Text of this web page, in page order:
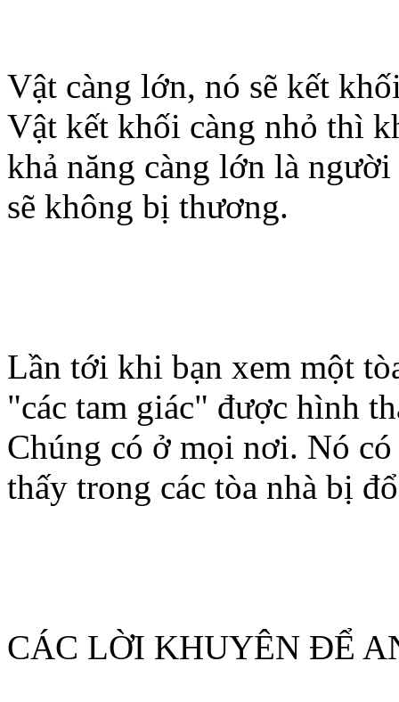
Vật càng lớn, nó sẽ kết
Vật kết khối càng nhỏ thì
khả năng càng lớn là
sẽ không bị thương.
Lần tới khi bạn xem một
"các tam giác" được hình
Chúng có ở mọi nơi. Nó
thấy trong các tòa nhà bị
CÁC LỜI KHUYÊN ĐỂ